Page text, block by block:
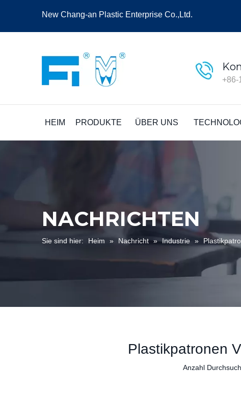
New Chang-an Plastic Enterprise Co.,Ltd.
+86-
HEIM PRODUKTE ÜBER UNS
NACHRICHTEN
Sie sind hier: Heim » Nachricht » Industrie »
Plastikpatronen
Anzahl